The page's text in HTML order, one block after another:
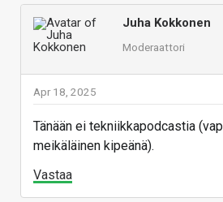
Juha Kokkonen
Moderaattori
Apr 18, 2025
Tänään ei tekniikkapodcastia
meikäläinen kipeänä).
Vastaa